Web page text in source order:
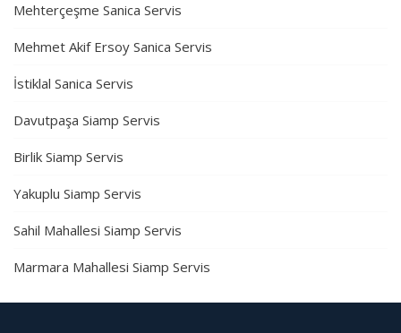
Mehterçeşme Sanica Servis
Mehmet Akif Ersoy Sanica Servis
İstiklal Sanica Servis
Davutpaşa Siamp Servis
Birlik Siamp Servis
Yakuplu Siamp Servis
Sahil Mahallesi Siamp Servis
Marmara Mahallesi Siamp Servis